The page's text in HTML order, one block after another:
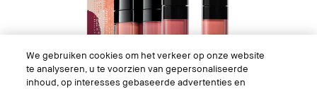
We gebruiken cookies om het verkeer op onze website
te analyseren, u te voorzien van gepersonaliseerde
inhoud, op interesses gebaseerde advertenties en